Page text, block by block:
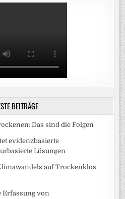
BEITRÄGE
Das sind die Folgen
evidenzbasierte
Lösungen
auf Trockenklos
Erfassung von